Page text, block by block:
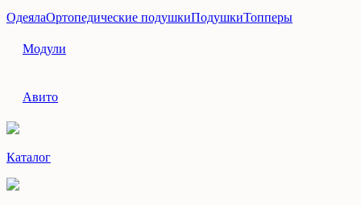
ОдеялаОртопедические подушкиПодушкиТопперы
Модули
Авито
Каталог